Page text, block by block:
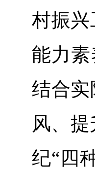
村振
能力
结合
风、
纪“四